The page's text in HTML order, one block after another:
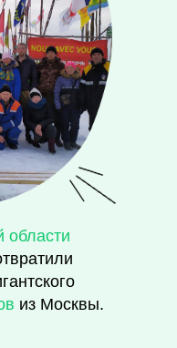
области
из Москвы.